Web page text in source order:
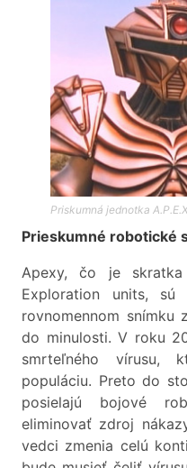
Priskumná jednotka
Prieskumné robotické
Apexy, čo je
Exploration units,
rovnomennom snímku
do minulosti. V roku
smrteľného vírusu,
populáciu. Preto do
posielajú bojové
eliminovať zdroj
vedci zmenia celú